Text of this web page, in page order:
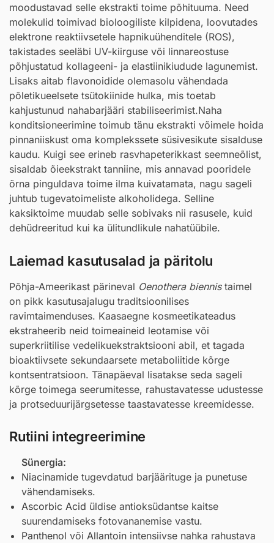
moodustavad selle ekstrakti toime põhituuma. Need
molekulid toimivad bioloogiliste kilpidena, loovutades
elektrone reaktiivsetele hapnikuühenditele (ROS),
takistades seeläbi UV-kiirguse või linnareostuse
põhjustatud kollageeni- ja elastiinikiudude lagunemist.
Lisaks aitab flavonoidide olemasolu vähendada
põletikueelsete tsütokiinide hulka, mis toetab
kahjustunud nahabarjääri stabiliseerimist.Naha
konditsioneerimine toimub tänu ekstrakti võimele hoida
pinnaniiskust oma komplekssete süsivesikute sisalduse
kaudu. Kuigi see erineb rasvhapeterikkast seemneõlist,
sisaldab õieekstrakt tanniine, mis annavad pooridele
õrna pinguldava toime ilma kuivatamata, nagu sageli
juhtub tugevatoimeliste alkoholidega. Selline
kaksiktoime muudab selle sobivaks nii rasusele, kuid
dehüdreeritud kui ka ülitundlikule nahatüübile.
Laiemad kasutusalad ja päritolu
Põhja-Ameerikast pärineval Oenothera biennistaimel
on pikk kasutusajalugu traditsioonilises
ravimtaimenduses. Kaasaegne kosmeetikateadus
ekstraheerib neid toimeaineid leotamise või
superkriitilise vedelikuekstraktsiooni abil, et tagada
bioaktiivsete sekundaarsete metaboliitide kõrge
kontsentratsioon. Tänapäeval lisatakse seda sageli
kõrge toimega seerumitesse, rahustavatesse udustesse
ja protseduurijärgsetesse taastavatesse kreemidesse.
Rutiini integreerimine
Sünergia:
Niacinamide tugevdatud barjäärituge ja punetuse
vähendamiseks.
Ascorbic Acid üldise antioksüdantse kaitse
suurendamiseks fotovananemise vastu.
Panthenol või Allantoin intensiivse nahka rahustava